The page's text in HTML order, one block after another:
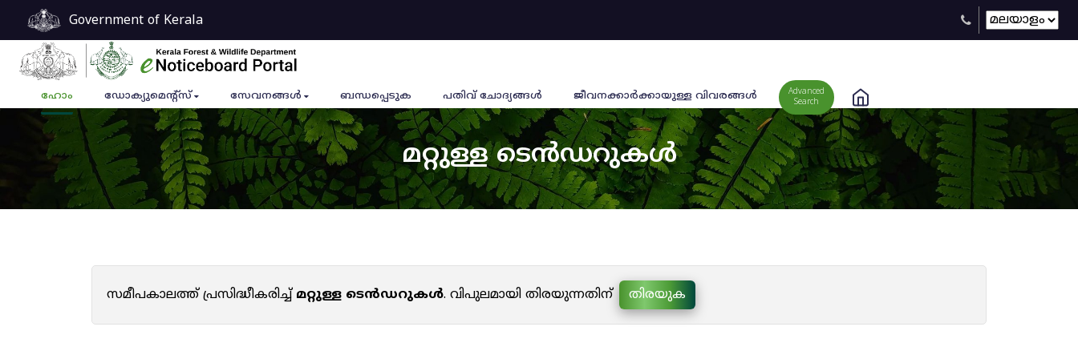
Government of Kerala
ഹോം ഡോക്യുമെൻ്റ്സ് സേവനങ്ങൾ ബന്ധപ്പെടുക പതിവ് ചോദ്യങ്ങൾ ജീവനക്കാര്‍ക്കായുള്ള വിവരങ്ങള്‍
Advanced
Search
മറ്റുള്ള ടെൻഡറുകൾ
സമീപകാലത്ത് പ്രസിദ്ധീകരിച്ച്മറ്റുള്ള ടെൻഡറുകൾ. വിപുലമായി തിരയുന്നതിന് തിരയുക